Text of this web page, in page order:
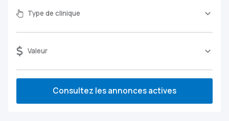
Type de clinique
Valeur
Consultez les annonces actives